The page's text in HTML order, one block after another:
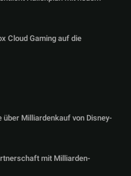
Cloud Gaming auf die
Milliardenkauf von Disney-
mit Milliarden-